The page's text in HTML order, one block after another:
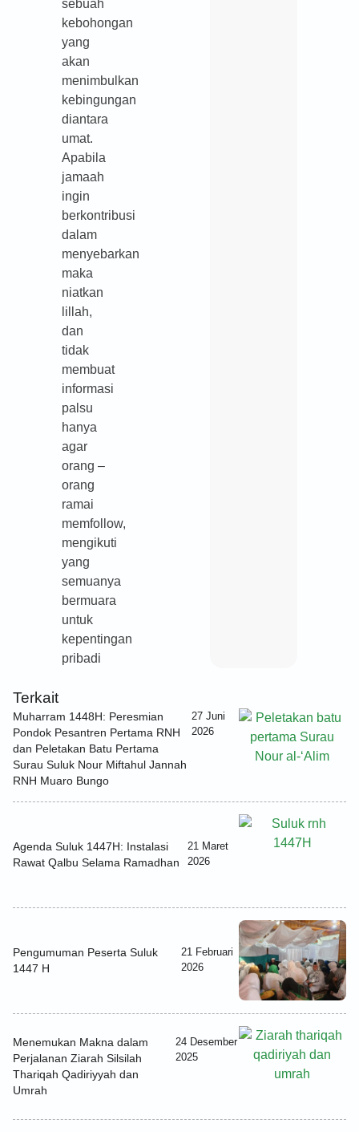
sebuah
kebohongan
yang
akan
menimbulkan
kebingungan
diantara
umat.
Apabila
jamaah
ingin
berkontribusi
dalam
menyebarkan
maka
niatkan
lillah,
dan
tidak
membuat
informasi
palsu
hanya
agar
orang –
orang
ramai
memfollow,
mengikuti
yang
semuanya
bermuara
untuk
kepentingan
pribadi
Terkait
Muharram 1448H: Peresmian
Pondok Pesantren Pertama RNH
dan Peletakan Batu Pertama
Surau Suluk Nour Miftahul Jannah
RNH Muaro Bungo
27 Juni
2026
Agenda Suluk 1447H: Instalasi
Rawat Qalbu Selama Ramadhan
21 Maret
2026
Pengumuman Peserta Suluk
1447 H
21 Februari
2026
Menemukan Makna dalam
Perjalanan Ziarah Silsilah
Thariqah Qadiriyyah dan
Umrah
24 Desember
2025